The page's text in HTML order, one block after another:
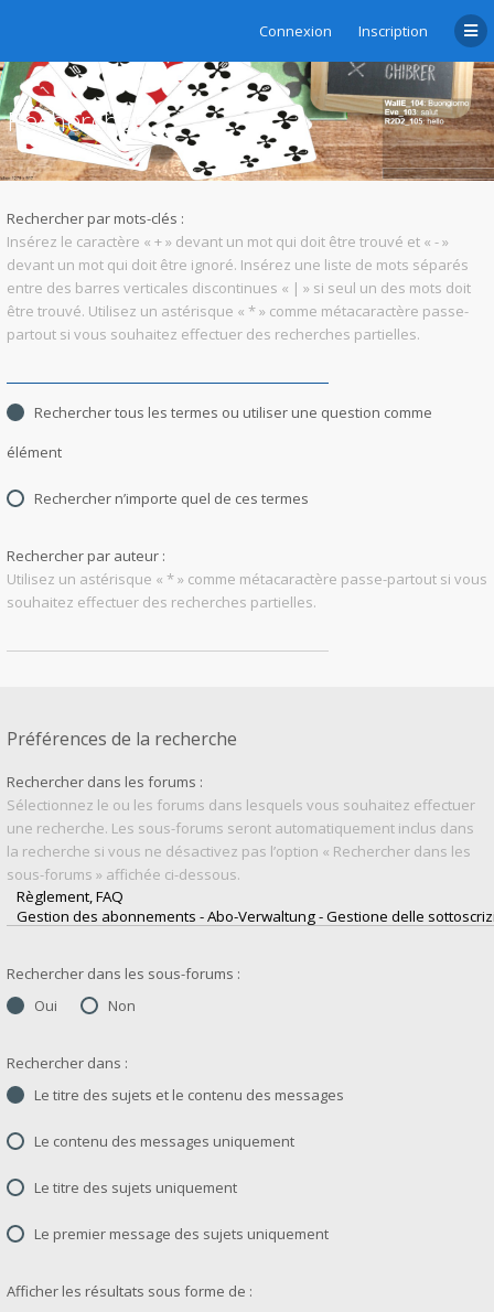
Connexion Inscription
Rechercher
Rechercher par mots-clés :
Insérez le caractère « + » devant un mot qui doit être trouvé et « - »
devant un mot qui doit être ignoré. Insérez une liste de mots séparés
entre des barres verticales discontinues « | » si seul un des mots doit
être trouvé. Utilisez un astérisque « * » comme métacaractère passe-
partout si vous souhaitez effectuer des recherches partielles.
Rechercher tous les termes ou utiliser une question comme
élément
Rechercher n’importe quel de ces termes
Rechercher par auteur :
Utilisez un astérisque « * » comme métacaractère passe-partout si vous
souhaitez effectuer des recherches partielles.
Préférences de la recherche
Rechercher dans les forums :
Sélectionnez le ou les forums dans lesquels vous souhaitez effectuer
une recherche. Les sous-forums seront automatiquement inclus dans
la recherche si vous ne désactivez pas l’option « Rechercher dans les
sous-forums » affichée ci-dessous.
Rechercher dans les sous-forums :
Oui
Non
Rechercher dans :
Le titre des sujets et le contenu des messages
Le contenu des messages uniquement
Le titre des sujets uniquement
Le premier message des sujets uniquement
Afficher les résultats sous forme de :